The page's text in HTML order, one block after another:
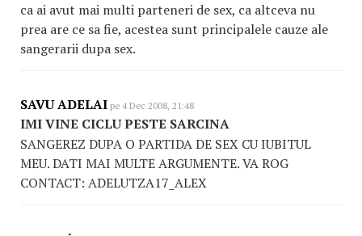
ca ai avut mai multi parteneri de sex, ca altceva nu
prea are ce sa fie, acestea sunt principalele cauze ale
sangerarii dupa sex.
SAVU ADELAI pe 4 Dec 2008, 21:48
IMI VINE CICLU PESTE SARCINA
SANGEREZ DUPA O PARTIDA DE SEX CU IUBITUL
MEU. DATI MAI MULTE ARGUMENTE. VA ROG
CONTACT: ADELUTZA17_ALEX